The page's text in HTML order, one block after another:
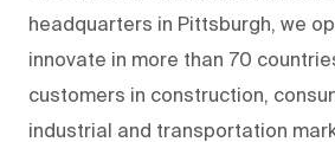
headquarters in Pittsburgh, we
innovate in more than 70
customers in construction,
industrial and transportation